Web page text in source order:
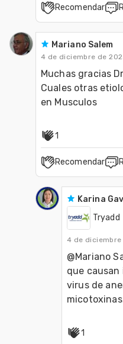
Recomendar
Mariano Salem
4 de diciembre de
Muchas gracias
Cuales otras
en Musculos
1
Recomendar
Karina
Tryadd
4 de diciembre
@Mariano
que causan
virus de
1